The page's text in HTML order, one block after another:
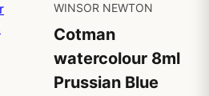
WINSOR NEWTON
Cotman
watercolour 8ml
Prussian Blue